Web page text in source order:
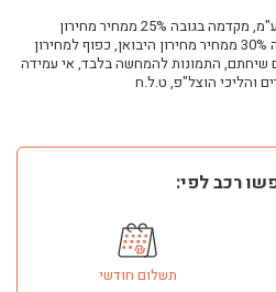
* 36 תשלומים חודשיים הכוללים מע"מ, מקדמה בגובה 25% ממחיר מחירון
היבואן, תשלום בתום התקופה בגובה 30% ממחיר מחירון היבואן, כפוף למחירון
שיחתם, התמונות להמחשה בלבד, אי עמידה
והליכי הוצל"פ, ט.ל.ח
רכב לפי:
תשלום חודשי